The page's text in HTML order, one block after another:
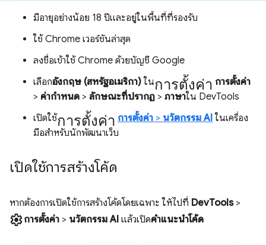
มีอายุอย่างน้อย 18 ปีและอยู่ในพื้นที่ที่รองรับ
ใช้ Chrome เวอร์ชันล่าสุด
ลงชื่อเข้าใช้ Chrome ด้วยบัญชี Google
เลือกอังกฤษ (สหรัฐอเมริกา) ในการตั้งค่า การตั้งค่า
> ค่ากำหนด > ลักษณะที่ปรากฏ > ภาษาใน DevTools
เปิดใช้การตั้งค่า การตั้งค่า > นวัตกรรม AI ในเครื่อง
มือสำหรับนักพัฒนาเว็บ
เปิดใช้การสร้างโค้ด
หากต้องการเปิดใช้การสร้างโค้ดโดยเฉพาะ ให้ไปที่ DevTools>
settingsการตั้งค่า > นวัตกรรม AI แล้วเปิดคำแนะนำโค้ด